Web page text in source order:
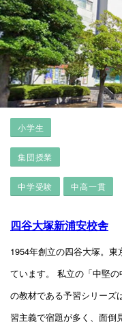
四谷大塚新浦安校舎
1954年創立の四谷大塚。
ています。 私立の「中堅
の教材である予習シリーズ
習主義で宿題が多く、面倒
小学生
集団授業
中学受験 中高一貫